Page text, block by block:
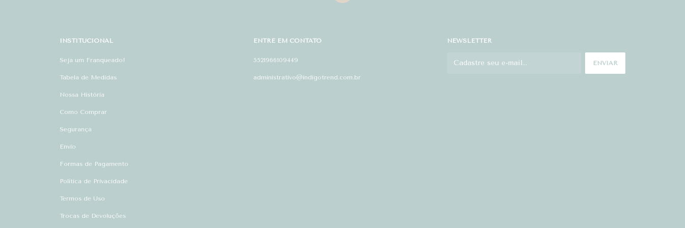
INSTITUCIONAL
Seja um Franqueado!
Tabela de Medidas
Nossa História
Como Comprar
Segurança
Envio
Formas de Pagamento
Política de Privacidade
Termos de Uso
Trocas de Devoluções
ENTRE EM CONTATO
5521966109449
administrativo@indigotrend.com.br
NEWSLETTER